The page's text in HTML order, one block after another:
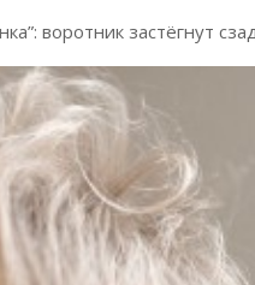
воротник застёгнут